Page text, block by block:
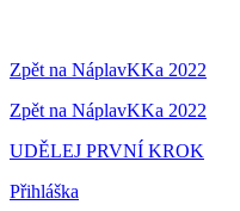
Zpět na NáplavKKa 2022
Zpět na NáplavKKa 2022
UDĚLEJ PRVNÍ KROK
Přihláška